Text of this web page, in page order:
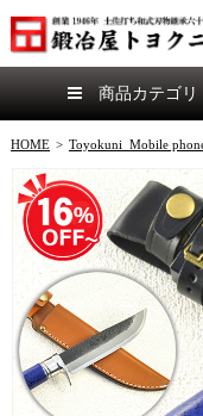
商品カテゴリ
HOME > Toyokuni_Mobile